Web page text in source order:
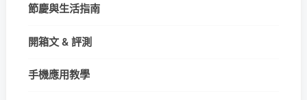
節慶與生活指南
開箱文 & 評測
手機應用教學